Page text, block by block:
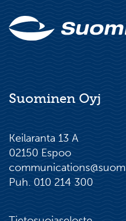
Suominen Oyj
Keilaranta 13 A
02150 Espoo
Puh. 010 214 300